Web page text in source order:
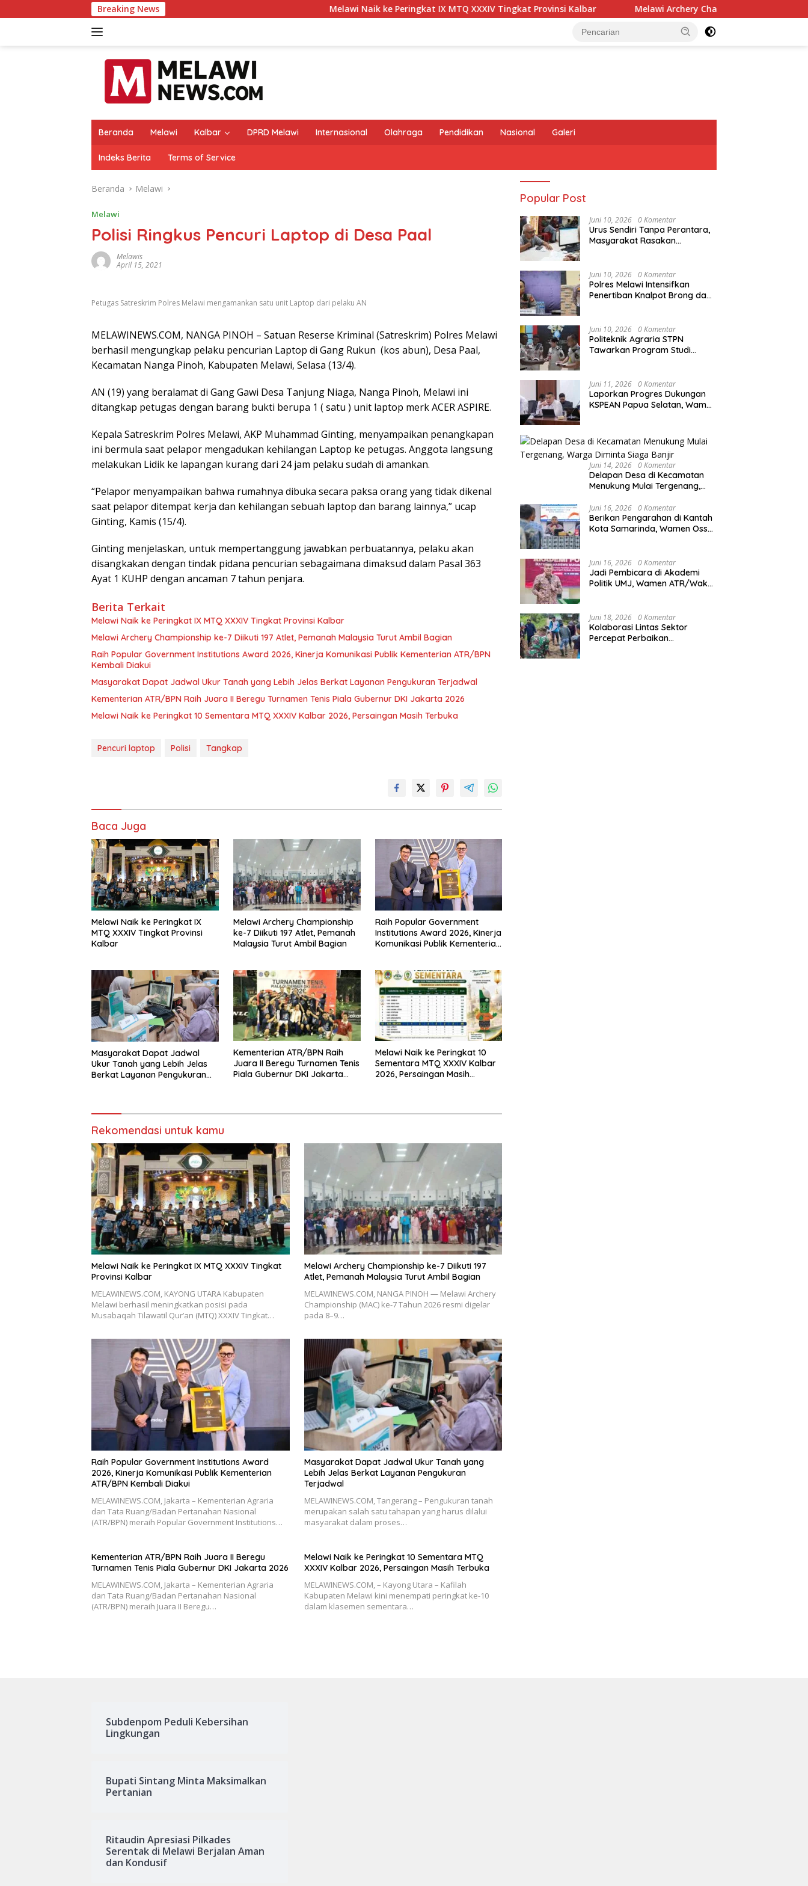
ke
Breaking News Melawi Naik ke Peringkat IX MTQ XXXIV Tingkat Provinsi Kalbar Melawi Archery Championship ke-7 Diikuti 197 Atlet,
Beranda Melawi Kalbar DPRD Melawi Internasional Olahraga Pendidikan Nasional Galeri
Indeks Berita Terms of Service
Beranda Melawi
Melawi
Polisi Ringkus Pencuri Laptop di Desa Paal
Melawis
April 15, 2021
Petugas Satreskrim Polres Melawi mengamankan satu unit Laptop dari pelaku AN
MELAWINEWS.COM, NANGA PINOH – Satuan Reserse Kriminal (Satreskrim) Polres Melawi
berhasil mengungkap pelaku pencurian Laptop di Gang Rukun (kos abun), Desa Paal,
Kecamatan Nanga Pinoh, Kabupaten Melawi, Selasa (13/4).
AN (19) yang beralamat di Gang Gawi Desa Tanjung Niaga, Nanga Pinoh, Melawi ini
ditangkap petugas dengan barang bukti berupa 1 ( satu ) unit laptop merk ACER ASPIRE.
Kepala Satreskrim Polres Melawi, AKP Muhammad Ginting, menyampaikan penangkapan
ini bermula saat pelapor mengadukan kehilangan Laptop ke petugas. Anggota langsung
melakukan Lidik ke lapangan kurang dari 24 jam pelaku sudah di amankan.
“Pelapor menyampaikan bahwa rumahnya dibuka secara paksa orang yang tidak dikenal
saat pelapor ditempat kerja dan kehilangan sebuah laptop dan barang lainnya,” ucap
Ginting, Kamis (15/4).
Ginting menjelaskan, untuk mempertanggung jawabkan perbuatannya, pelaku akan
disangkakan dengan tindak pidana pencurian sebagaimana dimaksud dalam Pasal 363
Ayat 1 KUHP dengan ancaman 7 tahun penjara.
Berita Terkait
Melawi Naik ke Peringkat IX MTQ XXXIV Tingkat Provinsi Kalbar
Melawi Archery Championship ke-7 Diikuti 197 Atlet, Pemanah Malaysia Turut Ambil Bagian
Raih Popular Government Institutions Award 2026, Kinerja Komunikasi Publik Kementerian ATR/BPN
Kembali Diakui
Masyarakat Dapat Jadwal Ukur Tanah yang Lebih Jelas Berkat Layanan Pengukuran Terjadwal
Kementerian ATR/BPN Raih Juara II Beregu Turnamen Tenis Piala Gubernur DKI Jakarta 2026
Melawi Naik ke Peringkat 10 Sementara MTQ XXXIV Kalbar 2026, Persaingan Masih Terbuka
Pencuri laptop Polisi Tangkap
Baca Juga
Melawi Naik ke Peringkat IX
MTQ XXXIV Tingkat Provinsi
Kalbar
Melawi Archery Championship
ke-7 Diikuti 197 Atlet, Pemanah
Malaysia Turut Ambil Bagian
Raih Popular Government
Institutions Award 2026, Kinerja
Komunikasi Publik Kementerian
Masyarakat Dapat Jadwal
Ukur Tanah yang Lebih Jelas
Berkat Layanan Pengukuran
Kementerian ATR/BPN Raih
Juara II Beregu Turnamen Tenis
Piala Gubernur DKI Jakarta
Melawi Naik ke Peringkat 10
Sementara MTQ XXXIV Kalbar
2026, Persaingan Masih
Rekomendasi untuk kamu
Melawi Naik ke Peringkat IX MTQ XXXIV Tingkat
Provinsi Kalbar
MELAWINEWS.COM, KAYONG UTARA Kabupaten
Melawi berhasil meningkatkan posisi pada
Musabaqah Tilawatil Qur’an (MTQ) XXXIV Tingkat…
Melawi Archery Championship ke-7 Diikuti 197
Atlet, Pemanah Malaysia Turut Ambil Bagian
MELAWINEWS.COM, NANGA PINOH — Melawi Archery
Championship (MAC) ke-7 Tahun 2026 resmi digelar
pada 8–9…
Raih Popular Government Institutions Award
2026, Kinerja Komunikasi Publik Kementerian
ATR/BPN Kembali Diakui
MELAWINEWS.COM, Jakarta – Kementerian Agraria
dan Tata Ruang/Badan Pertanahan Nasional
(ATR/BPN) meraih Popular Government Institutions…
Masyarakat Dapat Jadwal Ukur Tanah yang
Lebih Jelas Berkat Layanan Pengukuran
Terjadwal
MELAWINEWS.COM, Tangerang – Pengukuran tanah
merupakan salah satu tahapan yang harus dilalui
masyarakat dalam proses…
Kementerian ATR/BPN Raih Juara II Beregu
Turnamen Tenis Piala Gubernur DKI Jakarta 2026
MELAWINEWS.COM, Jakarta – Kementerian Agraria
dan Tata Ruang/Badan Pertanahan Nasional
(ATR/BPN) meraih Juara II Beregu…
Melawi Naik ke Peringkat 10 Sementara MTQ
XXXIV Kalbar 2026, Persaingan Masih Terbuka
MELAWINEWS.COM, – Kayong Utara – Kafilah
Kabupaten Melawi kini menempati peringkat ke-10
dalam klasemen sementara…
Popular Post
Juni 10, 2026 0 Komentar
Urus Sendiri Tanpa Perantara,
Masyarakat Rasakan
Juni 10, 2026 0 Komentar
Polres Melawi Intensifkan
Penertiban Knalpot Brong dan
Juni 10, 2026 0 Komentar
Politeknik Agraria STPN
Tawarkan Program Studi
Juni 11, 2026 0 Komentar
Laporkan Progres Dukungan
KSPEAN Papua Selatan, Wamen
Nasional
Juni 14, 2026 0 Komentar
Delapan Desa di Kecamatan
Menukung Mulai Tergenang,
Juni 16, 2026 0 Komentar
Berikan Pengarahan di Kantah
Kota Samarinda, Wamen Ossy:
Kalimantan Timur
Juni 16, 2026 0 Komentar
Jadi Pembicara di Akademi
Politik UMJ, Wamen ATR/Waka
Asta Cita Presiden
Juni 18, 2026 0 Komentar
Kolaborasi Lintas Sektor
Percepat Perbaikan
Subdenpom Peduli Kebersihan
Lingkungan
Bupati Sintang Minta Maksimalkan
Pertanian
Ritaudin Apresiasi Pilkades
Serentak di Melawi Berjalan Aman
dan Kondusif